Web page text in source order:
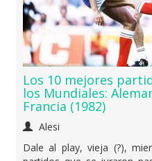
Los 10 mejores
los Mundiales:
Francia (1982)
Alesi
Dale al play, vieja (?),